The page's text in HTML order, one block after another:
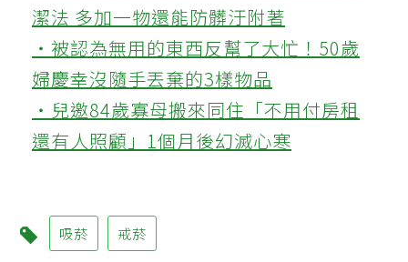
潔法 多加一物還能防髒汙附著
‧被認為無用的東西反幫了大忙！50歲
婦慶幸沒隨手丟棄的3樣物品
‧兒邀84歲寡母搬來同住「不用付房租
還有人照顧」1個月後幻滅心寒
吸菸 戒菸